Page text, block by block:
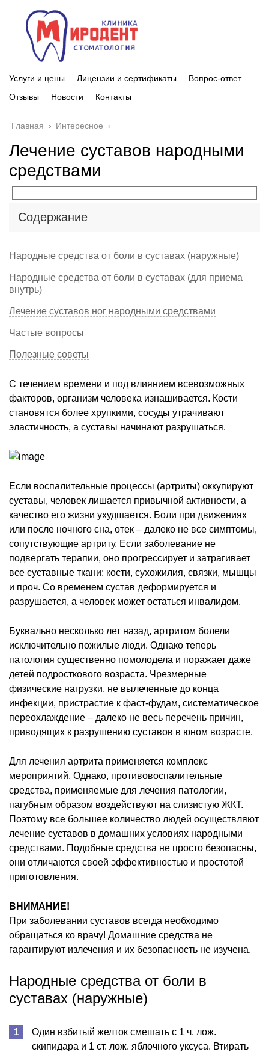
Услуги и цены Лицензии и сертификаты
Вопрос-ответ
Отзывы
Новости Контакты
Главная › Интересное ›
Лечение суставов народными
средствами
Содержание
Народные средства от боли в суставах (наружные)
Народные средства от боли в суставах (для приема
внутрь)
Лечение суставов ног народными средствами
Частые вопросы
Полезные советы
С течением времени и под влиянием всевозможных
факторов, организм человека изнашивается. Кости
становятся более хрупкими, сосуды утрачивают
эластичность, а суставы начинают разрушаться.
Если воспалительные процессы (артриты) оккупируют
суставы, человек лишается привычной активности, а
качество его жизни ухудшается. Боли при движениях
или после ночного сна, отек – далеко не все симптомы,
сопутствующие артриту. Если заболевание не
подвергать терапии, оно прогрессирует и затрагивает
все суставные ткани: кости, сухожилия, связки, мышцы
и проч. Со временем сустав деформируется и
разрушается, а человек может остаться инвалидом.
Буквально несколько лет назад, артритом болели
исключительно пожилые люди. Однако теперь
патология существенно помолодела и поражает даже
детей подросткового возраста. Чрезмерные
физические нагрузки, не вылеченные до конца
инфекции, пристрастие к фаст-фудам, систематическое
переохлаждение – далеко не весь перечень причин,
приводящих к разрушению суставов в юном возрасте.
Для лечения артрита применяется комплекс
мероприятий. Однако, противовоспалительные
средства, применяемые для лечения патологии,
пагубным образом воздействуют на слизистую ЖКТ.
Поэтому все большее количество людей осуществляют
лечение суставов в домашних условиях народными
средствами. Подобные средства не просто безопасны,
они отличаются своей эффективностью и простотой
приготовления.
ВНИМАНИЕ!
При заболевании суставов всегда необходимо
обращаться ко врачу! Домашние средства не
гарантируют излечения и их безопасность не изучена.
Народные средства от боли в
суставах (наружные)
Один взбитый желток смешать с 1 ч. лож.
скипидара и 1 ст. лож. яблочного уксуса. Втирать